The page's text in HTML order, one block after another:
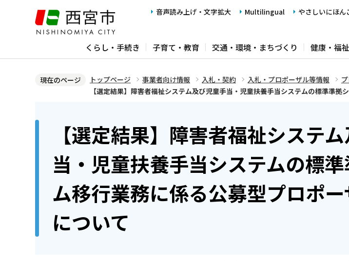
ジ
音声読み上げ・文字拡大 Multilingual やさしいにほん
くらし・手続き 子育て・教育 交通・環境・まちづくり 健康・福祉
現在のページ トップページ 事業者向け情報 入札・契約 入札・プロポーザル等情報
【選定結果】障害者福祉システム及び児童手当・児童扶養手当システムの標準準
【選定結果】障害者福祉システ
当・児童扶養手当システムの標
ム移行業務に係る公募型プロポ
について